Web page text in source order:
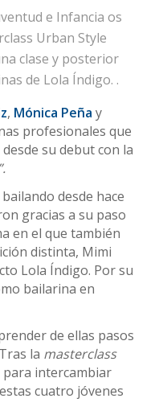
e Infancia os
Urban Style
clase y posterior
de Lola Índigo. .
, Mónica Peña y
profesionales que
su debut con la
desde hace
gracias a su paso
en el que también
distinta, Mimi
Lola Índigo. Por su
bailarina en
de ellas pasos
la masterclass
intercambiar
cuatro jóvenes